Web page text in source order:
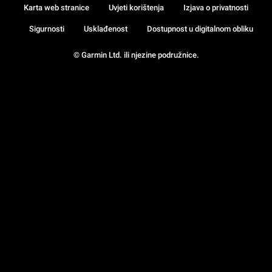
© Garmin Ltd. ili njezine podružnice.
Karta web stranice Uvjeti korištenja Izjava o privatnosti
Sigurnosti Usklađenost Dostupnost u digitalnom obliku